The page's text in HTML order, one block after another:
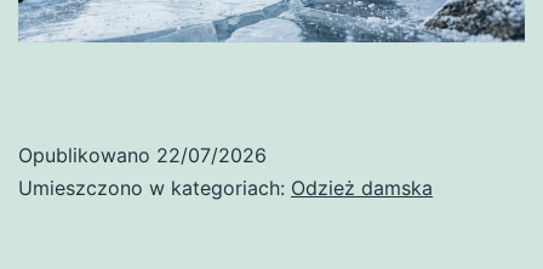
Opublikowano 22/07/2026
Umieszczono w kategoriach: Odzież damska